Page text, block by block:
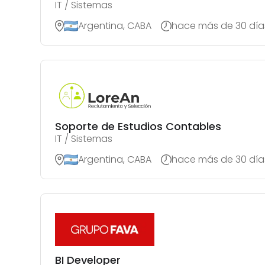
IT / Sistemas
Argentina, CABA
hace más de 30
Soporte de Estudios Contables
IT / Sistemas
Argentina, CABA
hace más de 30
BI Developer